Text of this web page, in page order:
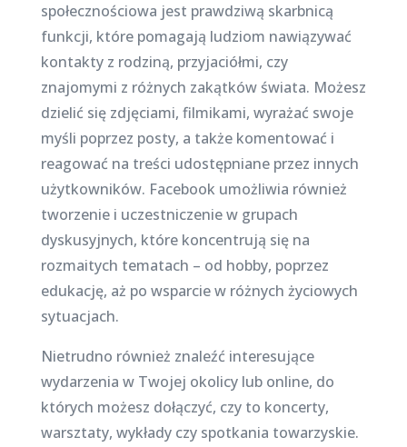
społecznościowa jest prawdziwą skarbnicą
funkcji, które pomagają ludziom nawiązywać
kontakty z rodziną, przyjaciółmi, czy
znajomymi z różnych zakątków świata. Możesz
dzielić się zdjęciami, filmikami, wyrażać swoje
myśli poprzez posty, a także komentować i
reagować na treści udostępniane przez innych
użytkowników. Facebook umożliwia również
tworzenie i uczestniczenie w grupach
dyskusyjnych, które koncentrują się na
rozmaitych tematach – od hobby, poprzez
edukację, aż po wsparcie w różnych życiowych
sytuacjach.
Nietrudno również znaleźć interesujące
wydarzenia w Twojej okolicy lub online, do
których możesz dołączyć, czy to koncerty,
warsztaty, wykłady czy spotkania towarzyskie.